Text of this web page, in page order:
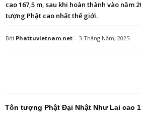
cao 167,5 m, sau khi hoàn thành vào năm
tượng Phật cao nhất thế giới.
Bởi Phattuvietnam.net - 3 Tháng Năm, 2025
Tôn tượng Phật Đại Nhật Như Lai cao